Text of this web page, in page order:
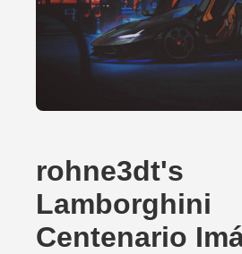
rohne3dt's
Lamborghini
Centenario